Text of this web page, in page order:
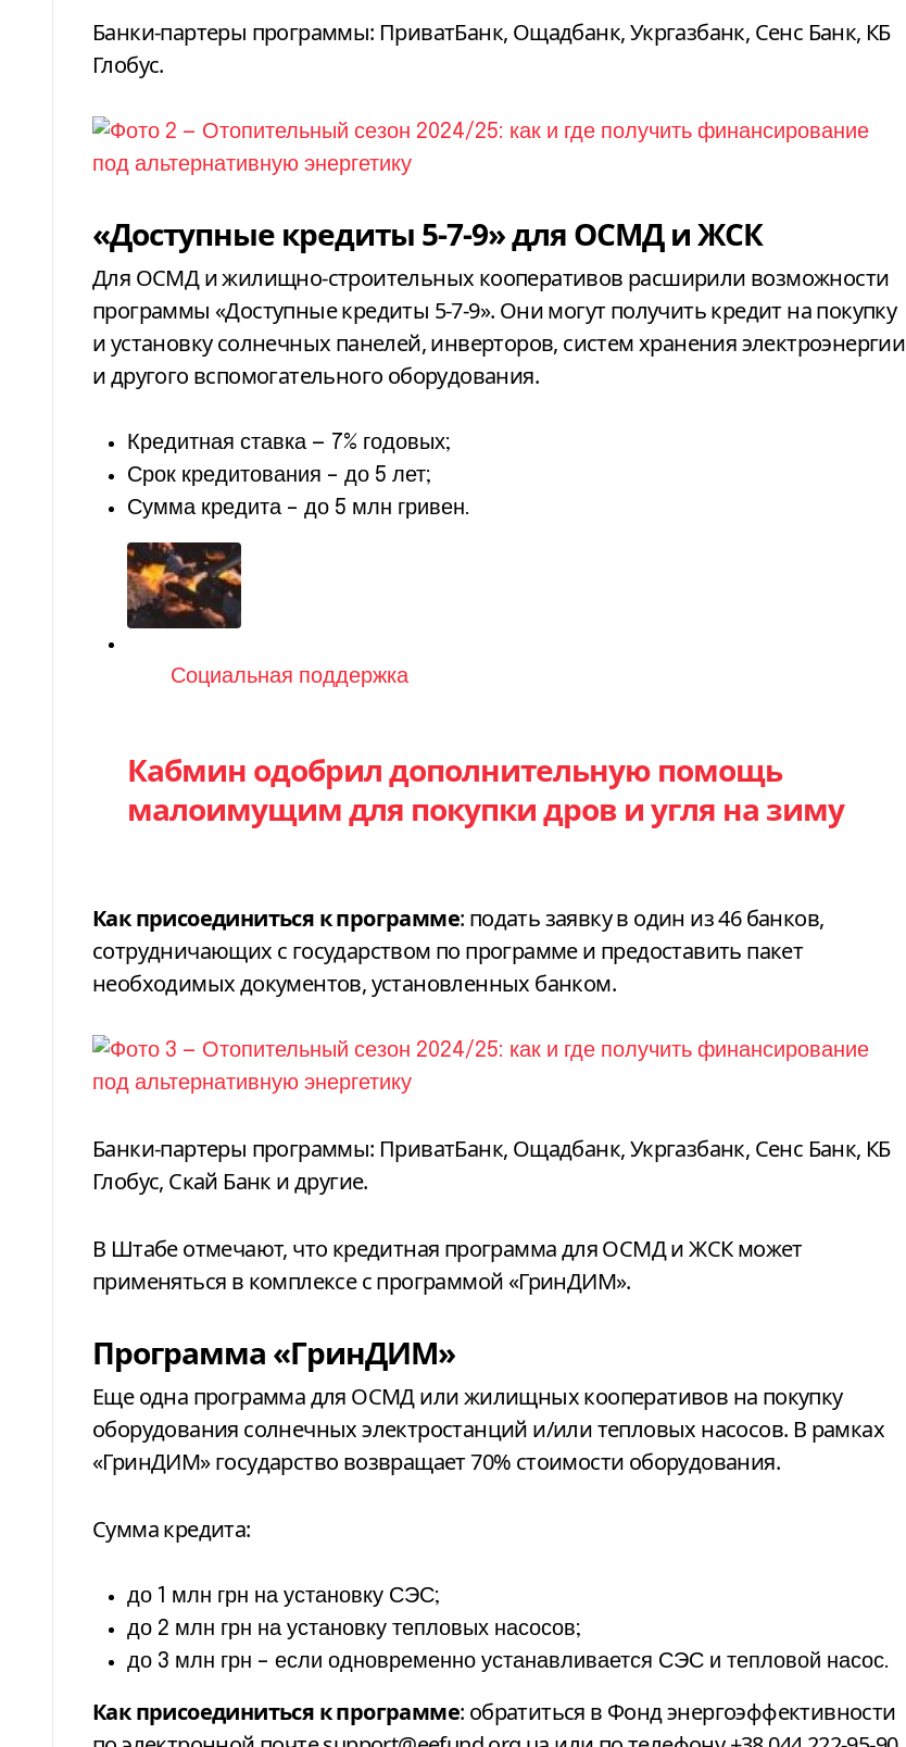
Банки-партеры программы: ПриватБанк, Ощадбанк, Укргазбанк, Сенс Банк, КБ
Глобус.
«Доступные кредиты 5-7-9» для ОСМД и ЖСК
Для ОСМД и жилищно-строительных кооперативов расширили возможности
программы «Доступные кредиты 5-7-9». Они могут получить кредит на покупку
и установку солнечных панелей, инверторов, систем хранения электроэнергии
и другого вспомогательного оборудования.
Кредитная ставка — 7% годовых;
Срок кредитования – до 5 лет;
Сумма кредита – до 5 млн гривен.
Категория
Социальная поддержка
Кабмин одобрил дополнительную помощь
малоимущим для покупки дров и угля на зиму
Какприсоединиться к программе: подать заявку в один из 46 банков,
сотрудничающих с государством по программе и предоставить пакет
необходимых документов, установленных банком.
Банки-партеры программы: ПриватБанк, Ощадбанк, Укргазбанк, Сенс Банк, КБ
Глобус, Скай Банк и другие.
В Штабе отмечают, что кредитная программа для ОСМД и ЖСК может
применяться в комплексе с программой «ГринДИМ».
Программа «ГринДИМ»
Еще одна программа для ОСМД или жилищных кооперативов на покупку
оборудования солнечных электростанций и/или тепловых насосов. В рамках
«ГринДИМ» государство возвращает 70% стоимости оборудования.
Сумма кредита:
до 1 млн грн на установку СЭС;
до 2 млн грн на установку тепловых насосов;
до 3 млн грн – если одновременно устанавливается СЭС и тепловой насос.
Как присоединиться к программе: обратиться в Фонд энергоэффективности